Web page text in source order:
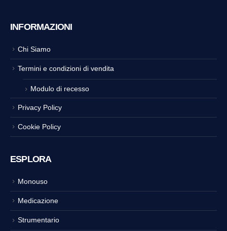
INFORMAZIONI
Chi Siamo
Termini e condizioni di vendita
Modulo di recesso
Privacy Policy
Cookie Policy
ESPLORA
Monouso
Medicazione
Strumentario